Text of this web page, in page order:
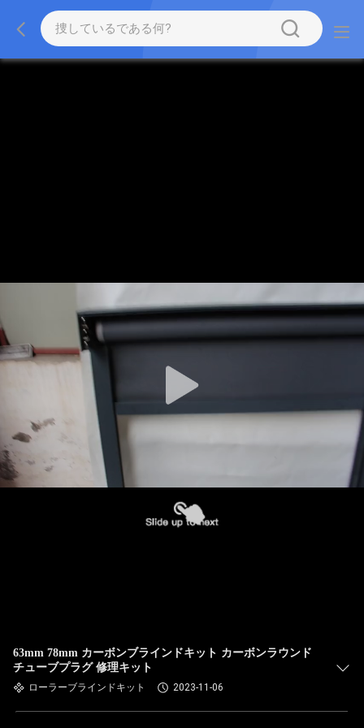
63mm 78mm カーボンブラインドキット カーボンラウンド
チューブプラグ 修理キット
ローラーブラインドキット 2023-11-06